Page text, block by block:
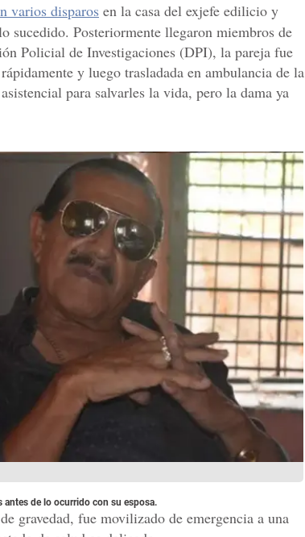
varios disparos en la casa del exjefe edilicio y
sucedido. Posteriormente llegaron miembros de
Policial de Investigaciones (DPI), la pareja fue
y luego trasladada en ambulancia de la
para salvarles la vida, pero la dama ya
antes de lo ocurrido con su esposa.
gravedad, fue movilizado de emergencia a una